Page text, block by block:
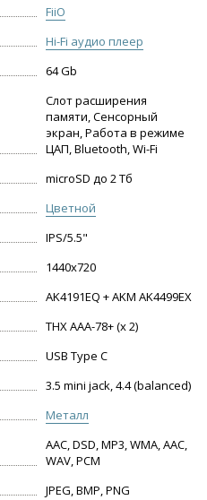
FiiO
Hi-Fi аудио плеер
64 Gb
Слот расширения
памяти, Сенсорный
экран, Работа в режиме
ЦАП, Bluetooth, Wi-Fi
microSD до 2 Тб
Цветной
IPS/5.5"
1440х720
AK4191EQ + AKM AK4499EX
THX AAA-78+ (x 2)
USB Type C
3.5 mini jack, 4.4 (balanced)
Металл
AAC, DSD, MP3, WMA, AAC,
WAV, PCM
JPEG, BMP, PNG